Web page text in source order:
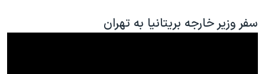
سفر وزیر خارجه بریتانیا به تهران